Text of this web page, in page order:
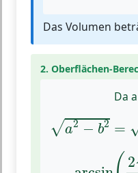
Das Volumen
2. Oberflächen-
Da
√a2 − b2 =
a2
2
arcsin